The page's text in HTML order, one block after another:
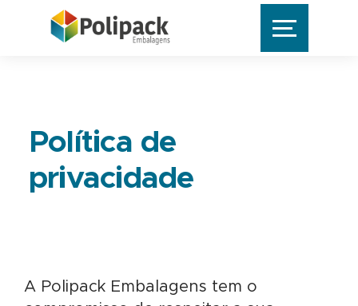
Política de
privacidade
A Polipack Embalagens tem o